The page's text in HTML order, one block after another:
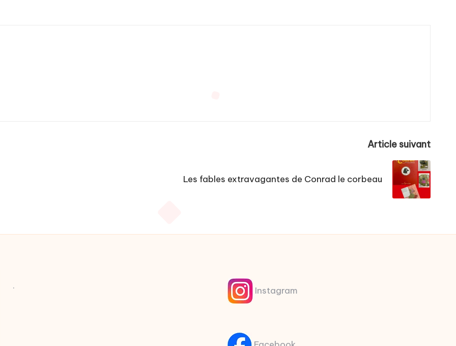
Article suivant
Les fables extravagantes de Conrad le corbeau
. Instagram